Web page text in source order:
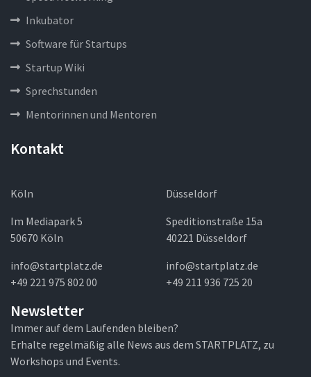
Inkubator
Software für Startups
Startup Wiki
Sprechstunden
Mentorinnen und Mentoren
Kontakt
Köln
Im Mediapark 5
50670 Köln
info@startplatz.de
+49 221 975 802 00
Düsseldorf
Speditionstraße 15a
40221 Düsseldorf
info@startplatz.de
+49 211 936 725 20
Newsletter
Immer auf dem Laufenden bleiben?
Erhalte regelmäßig alle News aus dem STARTPLATZ, zu
Workshops und Events.